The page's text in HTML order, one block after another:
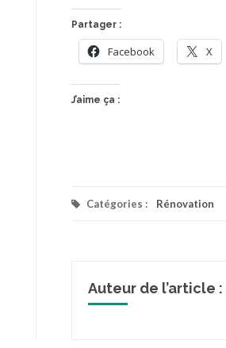
Partager :
Facebook X
J’aime ça :
Catégories : Rénovation
Auteur de l’article :